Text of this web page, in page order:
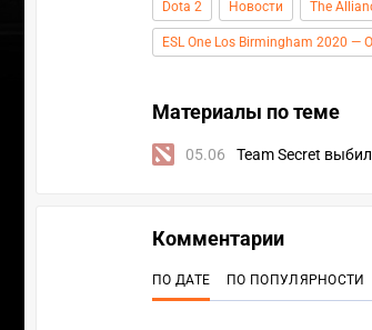
Dota 2 Новости The
ESL One Los Birmingham 2020 —
Материалы по теме
05.06 Team Secret
Комментарии
ПО ДАТЕ ПО ПОПУЛЯРНОСТИ